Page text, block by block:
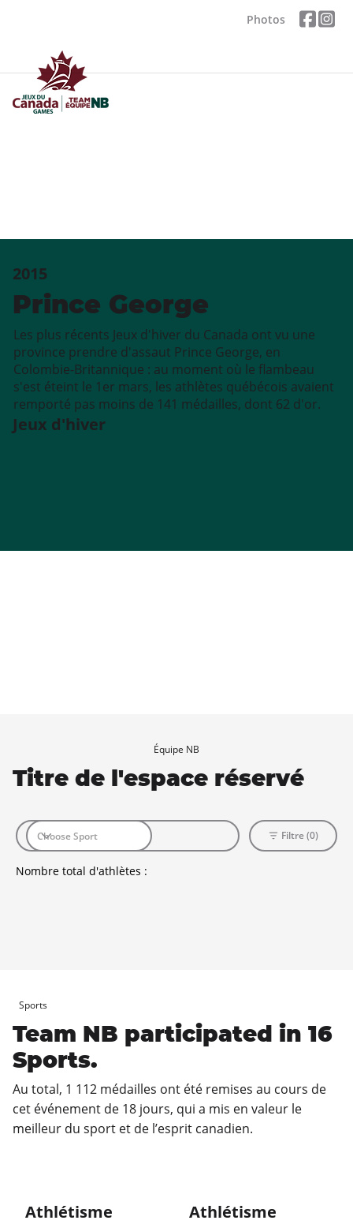
Photos
2015
Prince George
Jeux d'hiver
Les plus récents Jeux d'hiver du Canada ont vu une
province prendre d'assaut Prince George, en
Colombie-Britannique : au moment où le flambeau
s'est éteint le 1er mars, les athlètes québécois avaient
remporté pas moins de 141 médailles, dont 62 d'or.
Sports
Team NB participated in 16
Sports.
Au total, 1 112 médailles ont été remises au cours de
cet événement de 18 jours, qui a mis en valeur le
meilleur du sport et de l’esprit canadien.
Équipe NB
Titre de l'espace réservé
Nombre total d'athlètes :
Filtre (0)
Athlétisme Athlétisme